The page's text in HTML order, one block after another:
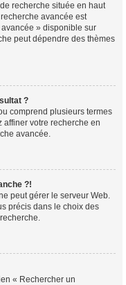
recherche située en haut
avancée est
» disponible sur
peut dépendre des thèmes
?
comprend plusieurs termes
affiner votre recherche en
avancée.
?!
peut gérer le serveur Web.
précis dans le choix des
« Rechercher un